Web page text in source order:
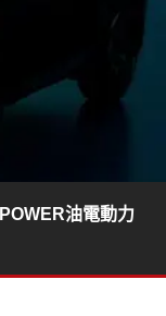
油電動力